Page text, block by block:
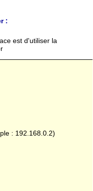
:
est d'utiliser la
: 192.168.0.2)